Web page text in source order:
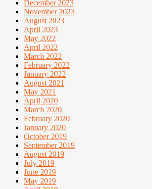
December 2023
November 2023
August 2023
April 2023
May 2022
April 2022
March 2022
February 2022
January 2022
August 2021
May 2021
April 2020
March 2020
February 2020
January 2020
October 2019
September 2019
August 2019
July 2019
June 2019
May 2019